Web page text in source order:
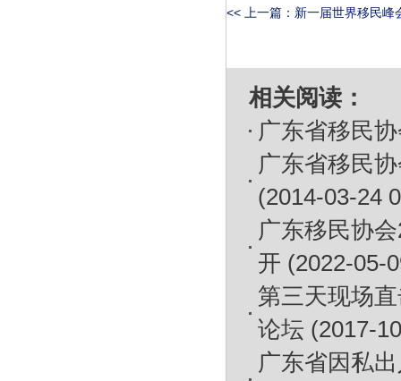
<< 上一篇： 新一届世界移民峰
相关阅读：
广东省移民
广东省移民
(2014-03-24
广东移民协
开 (2022-05-
第三天现场
论坛 (2017-
广东省因私